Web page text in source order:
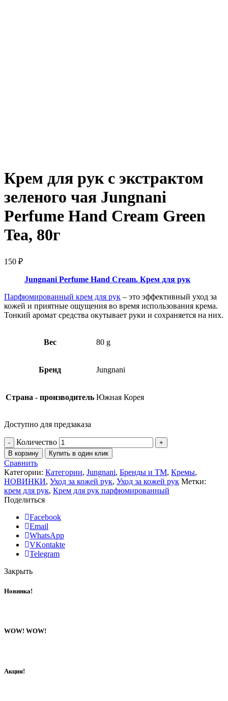
Крем для рук с экстрактом
зеленого чая Jungnani
Perfume Hand Cream Green
Tea, 80г
150 ₽
Jungnani Perfume Hand Cream. Крем для рук
Парфюмированный крем для рук – это эффективный уход за
кожей и приятные ощущения во время использования крема.
Тонкий аромат средства окутывает руки и сохраняется на них.
Вес 80 g
Бренд Jungnani
Страна - производитель Южная Корея
Доступно для предзаказа
Количество
В корзину Купить в один клик
Сравнить
Категории: Категории, Jungnani, Бренды и ТМ, Кремы,
НОВИНКИ, Уход за кожей рук, Уход за кожей рук Метки:
крем для рук, Крем для рук парфюмированный
Поделиться
Facebook
Email
WhatsApp
VKontakte
Telegram
Закрыть
Новинка!
WOW! WOW!
Акция!